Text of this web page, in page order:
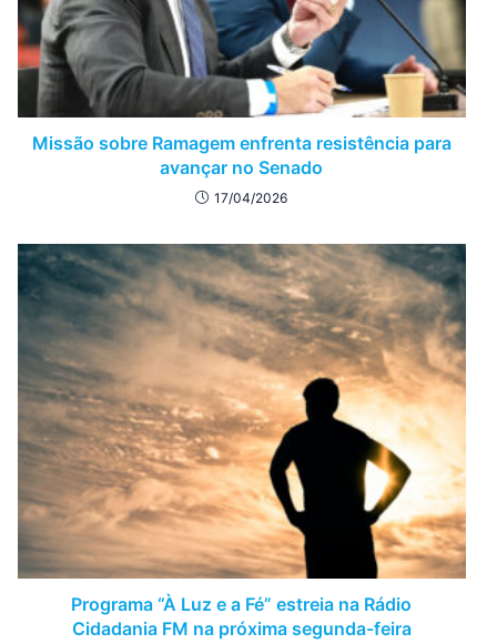
Missão sobre Ramagem enfrenta resistência para
avançar no Senado
17/04/2026
Programa “À Luz e a Fé” estreia na Rádio
Cidadania FM na próxima segunda-feira